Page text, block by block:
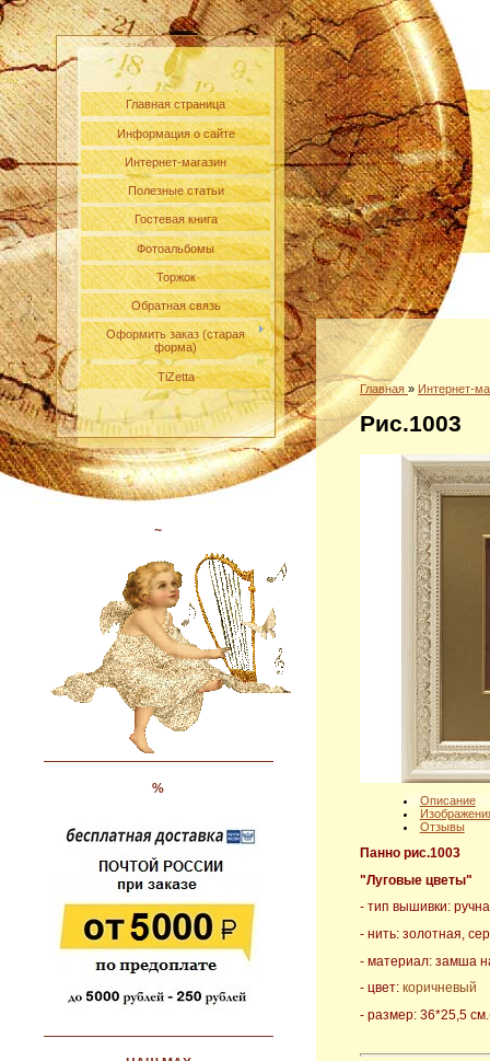
Главная страница
Информация о сайте
Интернет-магазин
Полезные статьи
Гостевая книга
Фотоальбомы
Торжок
Обратная связь
Оформить заказ (старая
форма)
TiZetta
~
%
Главная » Интернет-
Рис.1003
Описание
Отзывы
Панно рис.1003
"Луговые цветы"
- тип вышивки:
- нить: золотная,
- материал: замша
- цвет: коричневый
- размер: 36*25,5